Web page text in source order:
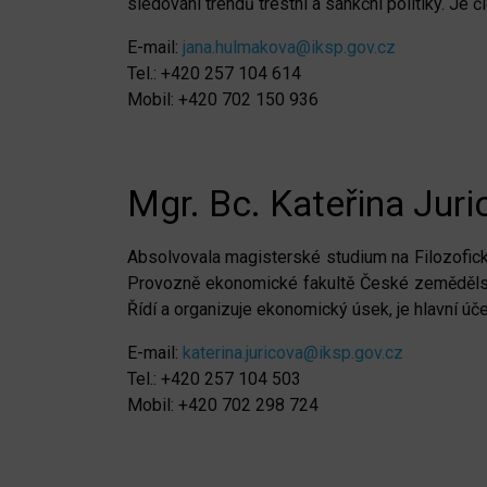
E-mail: jana.hulmakova@iksp.gov.cz
Tel.: +420 257 104 614
Mobil: +420 702 150 936
Mgr. Bc. Kateřina
Absolvovala magisterské studium na
Provozně ekonomické fakultě České
Řídí a organizuje ekonomický úsek, je hlavní
E-mail: katerina.juricova@iksp.gov.cz
Tel.: +420 257 104 503
Mobil: +420 702 298 724